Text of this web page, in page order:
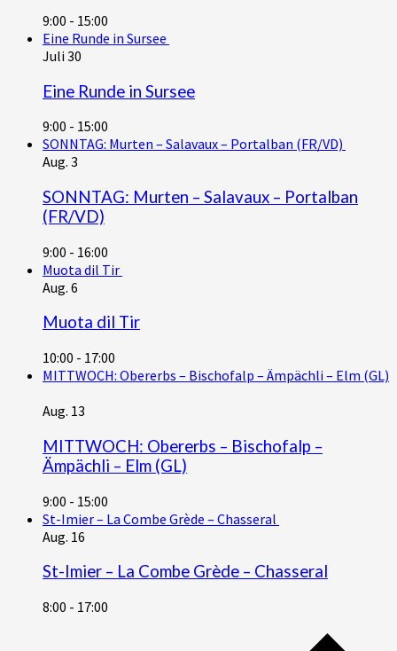
9:00 - 15:00
Eine Runde in Sursee
Juli 30
Eine Runde in Sursee
9:00 - 15:00
SONNTAG: Murten – Salavaux – Portalban (FR/VD)
Aug. 3
SONNTAG: Murten – Salavaux – Portalban
(FR/VD)
9:00 - 16:00
Muota dil Tir
Aug. 6
Muota dil Tir
10:00 - 17:00
MITTWOCH: Obererbs – Bischofalp – Ämpächli – Elm (GL)
Aug. 13
MITTWOCH: Obererbs – Bischofalp –
Ämpächli – Elm (GL)
9:00 - 15:00
St-Imier – La Combe Grède – Chasseral
Aug. 16
St-Imier – La Combe Grède – Chasseral
8:00 - 17:00